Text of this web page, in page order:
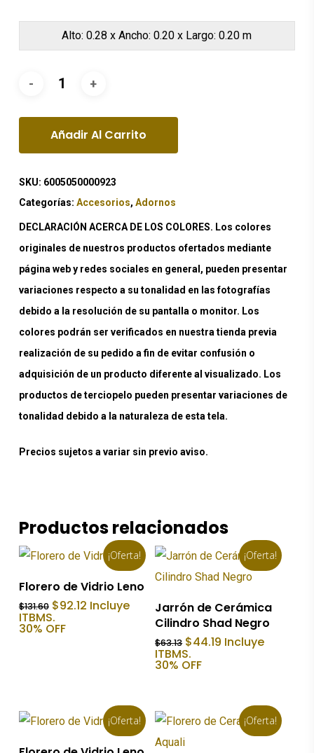
Alto: 0.28 x Ancho: 0.20 x Largo: 0.20 m
Añadir Al Carrito
SKU: 6005050000923
Categorías: Accesorios, Adornos
DECLARACIÓN ACERCA DE LOS COLORES. Los colores
originales de nuestros productos ofertados mediante
página web y redes sociales en general, pueden presentar
variaciones respecto a su tonalidad en las fotografías
debido a la resolución de su pantalla o monitor. Los
colores podrán ser verificados en nuestra tienda previa
realización de su pedido a fin de evitar confusión o
adquisición de un producto diferente al visualizado. Los
productos de terciopelo pueden presentar variaciones de
tonalidad debido a la naturaleza de esta tela.
Precios sujetos a variar sin previo aviso.
Productos relacionados
¡Oferta!
Añadir Al Carrito
Florero de Vidrio Leno
$131.60 El
precio
original
$92.12El
precio
Incluye
ITBMS.
30% OFF
¡Oferta!
Añadir Al Carrito
Jarrón de Cerámica
Cilindro Shad Negro
$63.13 El
precio
original
$44.19 El
precio
Incluye
ITBMS.
30% OFF
¡Oferta!
Añadir Al Carrito
¡Oferta!